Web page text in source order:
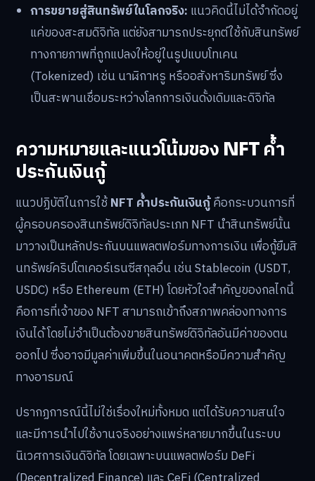
การขยายสู่สินทรัพย์ในโลกจริง: แนวคิดนี้ไม่ได้จำกัดอยู่
แค่ของสะสมดิจิทัล แต่ยังสามารถประยุกต์ใช้กับสินทรัพย์
ทางกายภาพที่ถูกแปลงให้อยู่ในรูปแบบโทเคน
(Tokenized) เช่น นาฬิกาหรู หรืออสังหาริมทรัพย์ ซึ่ง
เป็นสะพานเชื่อมระหว่างโลกการเงินดั้งเดิมและดิจิทัล
ความหมายและแนวโน้มของ NFT ค้ำ
ประกันเงินกู้
แนวปฏิบัติในการใช้NFT ค้ำประกันเงินกู้คือกระบวนการที่
ผู้ครอบครองสินทรัพย์ดิจิทัลประเภท NFT นำสินทรัพย์นั้น
มาวางเป็นหลักประกันบนแพลตฟอร์มทางการเงิน เพื่อกู้ยืมสิ
นทรัพย์คริปโตเคอร์เรนซีสกุลอื่น เช่น Stablecoin (USDT,
USDC) หรือ Ethereum (ETH) โดยหัวใจสำคัญของกลไกนี้
คือการที่เจ้าของ NFT สามารถเข้าถึงสภาพคล่องทางการ
เงินได้ โดยไม่จำเป็นต้องขายสินทรัพย์ดิจิทัลอันมีค่าของตน
ออกไป ซึ่งอาจมีมูลค่าเพิ่มขึ้นในอนาคตหรือมีความสำคัญ
ทางอารมณ์
ปรากฏการณ์นี้ไม่ใช่เรื่องใหม่ทั้งหมด แต่ได้รับความสนใจ
และมีการนำไปใช้งานจริงอย่างแพร่หลายมากขึ้นในระบบ
นิเวศการเงินดิจิทัล โดยเฉพาะบนแพลตฟอร์ม DeFi